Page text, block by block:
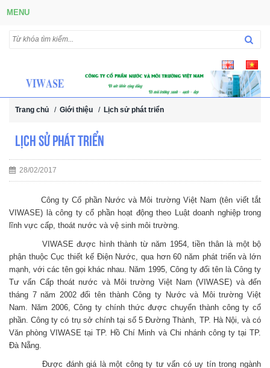
MENU
Trang chủ / Giới thiệu / Lịch sử phát triển
Lịch sử phát triển
28/02/2017
Công ty Cổ phần Nước và Môi trường Việt Nam (tên viết tắt
VIWASE) là công ty cổ phần hoạt động theo Luật doanh nghiệp trong
lĩnh vực cấp, thoát nước và vệ sinh môi trường.
VIWASE được hình thành từ năm 1954, tiền thân là một bộ
phận thuộc Cục thiết kế Điện Nước, qua hơn 60 năm phát triển và lớn
mạnh, với các tên gọi khác nhau. Năm 1995, Công ty đổi tên là Công ty
Tư vấn Cấp thoát nước và Môi trường Việt Nam (VIWASE) và đến
tháng 7 năm 2002 đổi tên thành Công ty Nước và Môi trường Việt
Nam. Năm 2006, Công ty chính thức được chuyển thành công ty cổ
phần. Công ty có trụ sở chính tại số 5 Đường Thành, TP. Hà Nội, và có
Văn phòng VIWASE tại TP. Hồ Chí Minh và Chi nhánh công ty tại TP.
Đà Nẵng.
Được đánh giá là một công ty tư vấn có uy tín trong ngành